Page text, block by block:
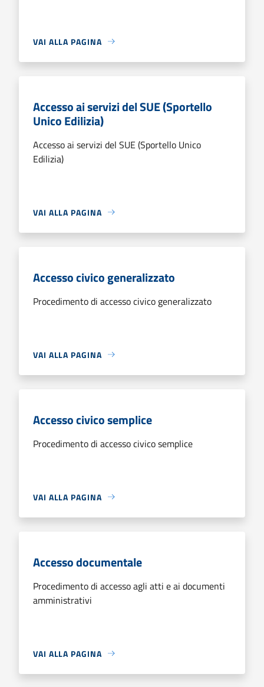
VAI ALLA PAGINA
Accesso ai servizi del SUE (Sportello
Unico Edilizia)
Accesso ai servizi del SUE (Sportello Unico
Edilizia)
VAI ALLA PAGINA
Accesso civico generalizzato
Procedimento di accesso civico generalizzato
VAI ALLA PAGINA
Accesso civico semplice
Procedimento di accesso civico semplice
VAI ALLA PAGINA
Accesso documentale
Procedimento di accesso agli atti e ai documenti
amministrativi
VAI ALLA PAGINA